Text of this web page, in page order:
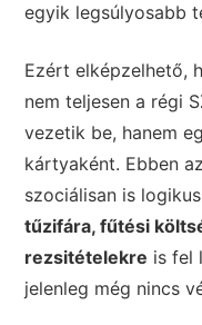
egyik legsúlyosabb
Ezért elképzelhető,
nem teljesen a régi
vezetik be, hanem
kártyaként. Ebben
szociálisan is
tűzifára, fűtési
rezsitételekre is fel
jelenleg még nincs